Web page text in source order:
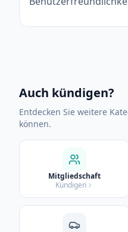
Auch kündigen?
Entdecken Sie weitere
können.
Mitgliedschaft
Kündigen